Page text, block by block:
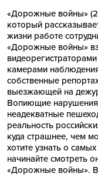
«Дорожные войны»
который
жизни работе
«Дорожные войны»
камерами
собственные
выезжающей на
Вопиющие
неадекватные
реальность
куда страшнее, чем
хотите узнать о
начинайте смотреть
«Дорожные войны». В